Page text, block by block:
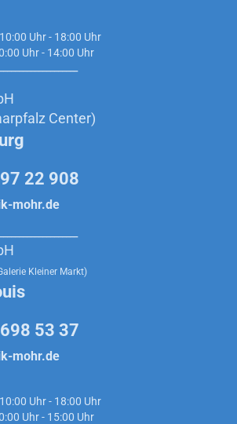
10:00 Uhr - 18:00 Uhr
- 14:00 Uhr
Center)
22 908
mohr.de
Kleiner Markt)
53 37
mohr.de
10:00 Uhr - 18:00 Uhr
- 15:00 Uhr